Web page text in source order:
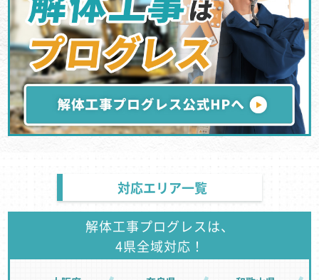
対応エリア一覧
解体工事プログレスは、
4県全域対応！